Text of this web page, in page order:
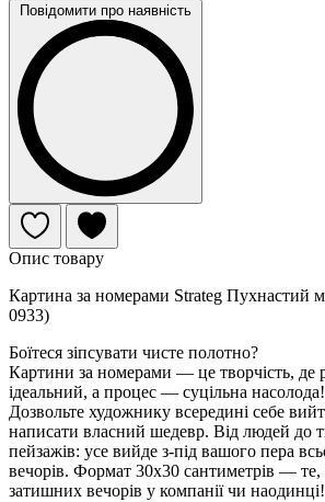
Повідомити про наявність
Опис товару
Картина за номерами Strateg Пухнастий
0933)
Боїтеся зіпсувати чисте полотно?
Картини за номерами — це творчість, де
ідеальний, а процес — суцільна насолода!
Дозвольте художнику всередині себе
написати власний шедевр. Від людей до
пейзажів: усе вийде з-під вашого пера
вечорів. Формат 30х30 сантиметрів —
затишних вечорів у компанії чи наодинці!